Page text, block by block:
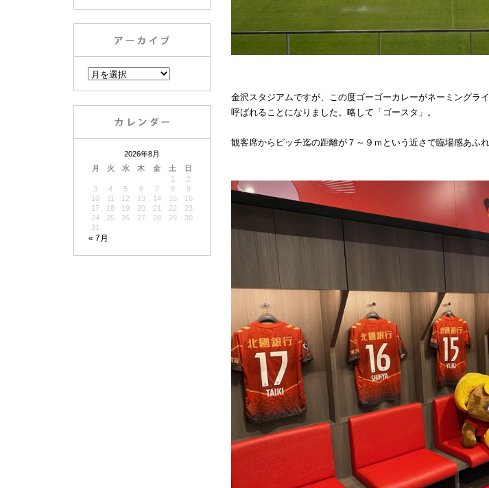
2026年8月
月
火 水 木 金 土 日
« 7月
1
2
3
4 5 6 7 8
9
10
11 12 13 14 15
16
17
18 19 20 21 22
23
24
25 26 27 28 29
30
31
金沢スタジアムですが、この度ゴーゴーカレーがネーミングラ
呼ばれることになりました。略して「ゴースタ」。
観客席からピッチ迄の距離が７～９ｍという近さで臨場感あふ